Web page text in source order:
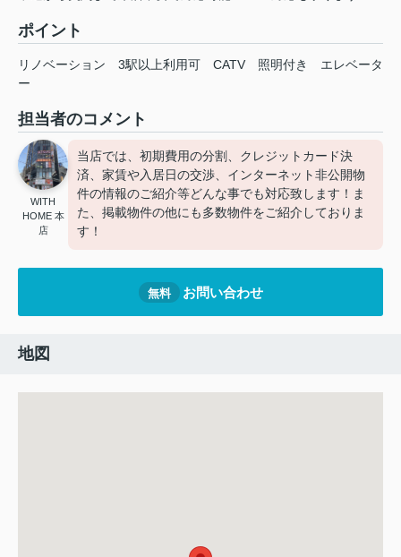
ポイント
リノベーション 3駅以上利用可 CATV 照明付き
エレベータ
ー
担当者のコメント
WITH
HOME 本
店
当店では、初期費用の分割、クレジットカード決
済、家賃や入居日の交渉、インターネット非公開物
件の情報のご紹介等どんな事でも対応致します！ま
た、掲載物件の他にも多数物件をご紹介しておりま
す！
無料 お問い合わせ
地図